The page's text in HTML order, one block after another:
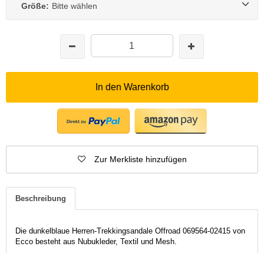
Größe: Bitte wählen
In den Warenkorb
Zur Merkliste hinzufügen
Beschreibung
Die dunkelblaue Herren-Trekkingsandale Offroad 069564-02415 von
Ecco besteht aus Nubukleder, Textil und Mesh.